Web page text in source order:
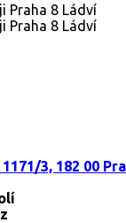
3, 182 00